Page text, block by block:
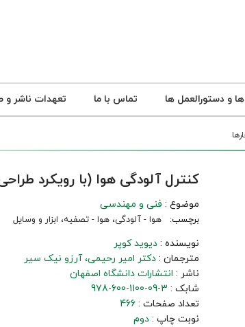
و دستورالعمل ها تماس با ما تعهدات ناشر و
کنترل آلودگی هوا (با رویکرد
موضوع : فنی و مهندسی
برچسب: هوا - آلودگی، هوا - تصفیه، ابزار و وسایل
نویسنده : دیوید کوپر
مترجمان : دکتر امیر رحیمی آرزو نیک‌ سیر
ناشر : انتشارات دانشگاه اصفهان
شابک : 978-600-1100-09-3
تعداد صفحات : 466
نوبت چاپ : دوم